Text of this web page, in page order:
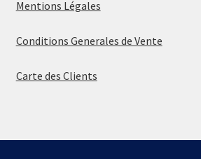
Mentions Légales
Conditions Generales de Vente
Carte des Clients